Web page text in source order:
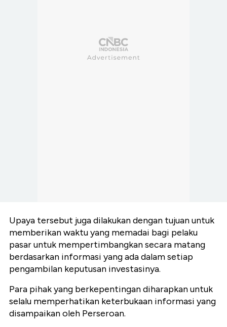
Upaya tersebut juga dilakukan dengan tujuan untuk
memberikan waktu yang memadai bagi pelaku
pasar untuk mempertimbangkan secara matang
berdasarkan informasi yang ada dalam setiap
pengambilan keputusan investasinya.
Para pihak yang berkepentingan diharapkan untuk
selalu memperhatikan keterbukaan informasi yang
disampaikan oleh Perseroan.